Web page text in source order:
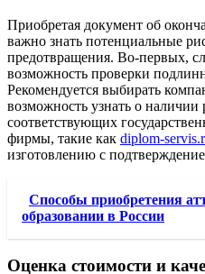
Приобретая документ об
важно знать потенциальные
предотвращения. Во-первых,
возможность проверки
Рекомендуется выбирать
возможность узнать о наличии
соответствующих
фирмы, такие как diplom-
изготовлению с
Способы приобретения
образовании в России
Оценка стоимости и